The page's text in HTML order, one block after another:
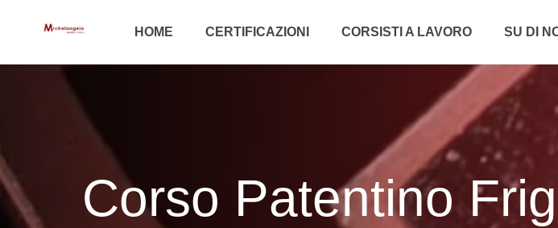
HOME CERTIFICAZIONI CORSISTI A LAVORO SU DI
Corso Patentino